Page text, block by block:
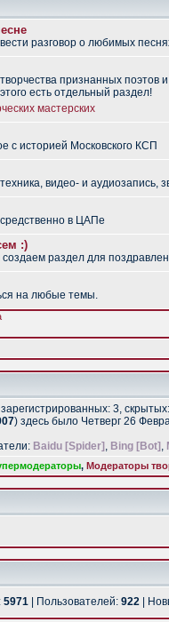
разговор о любимых
признанных поэтов
есть отдельный раздел!
мастерских
с историей Московского КСП
видео- и аудиозапись,
в ЦАПе
:)
раздел для
на любые темы.
зарегистрированных: 3,
) здесь было Четверг 26
Baidu [Spider] , Bing [Bot] ,
, Модераторы
5971 | Пользователей: 922 |